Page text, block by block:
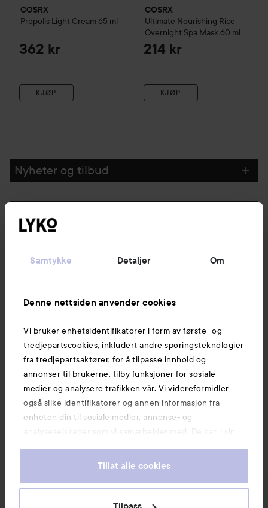
Samtykke Detaljer Om
Denne nettsiden anvender cookies
Vi bruker enhetsidentifikatorer i form av første- og
tredjepartscookies, inkludert andre sporingsteknologier
fra tredjepartsaktører, for å tilpasse innhold og
annonser til brukerne, tilby funksjoner for sosiale
medier og analysere trafikken vår. Vi videreformidler
også slike identifikatorer og annen informasjon fra
enheten din til sosiale medier, annonse- og
analyseselskaper som vi samarbeider med. De kan i sin
informasjon som du har oppgitt eller som de har samlet
våre cookies ved å fortsette å bruke nettsiden vår. For
informasjon om hvordan du kan endre innstillingene for
Tillat alle cookies
COSRX
Propolis Light Cream 65 ml
362 kr
KJØP
COSRX
Ultimate Nourishing Rice
Overnight Spa Mask 60 ml
214 kr
KJØP
Nyheter og tilbud
Kundeservice
Informasjon
Også av interesse